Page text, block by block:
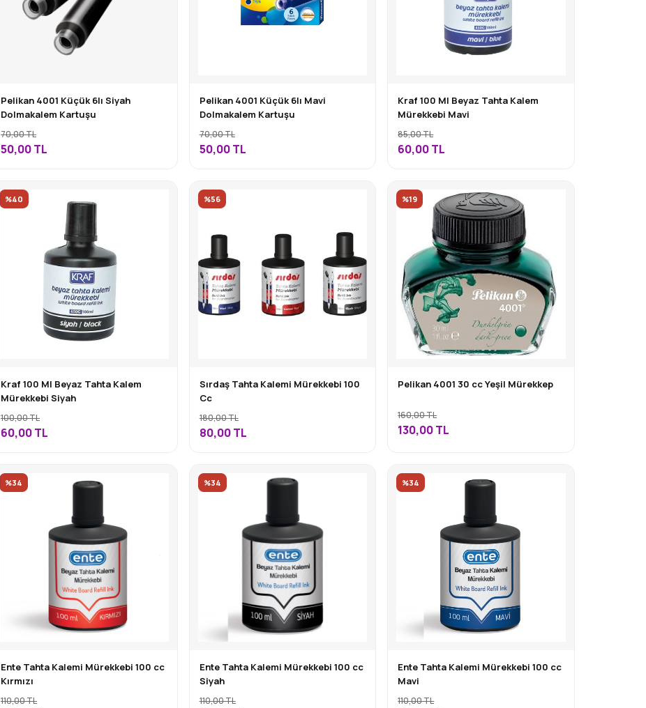
Pelikan 4001 Küçük 6lı Siyah
Dolmakalem Kartuşu
70,00 TL
50,00TL
Pelikan 4001 Küçük 6lı Mavi
Dolmakalem Kartuşu
70,00 TL
50,00TL
Kraf 100 Ml Beyaz Tahta Kalem
Mürekkebi Mavi
85,00 TL
60,00TL
%40
Kraf 100 Ml Beyaz Tahta Kalem
Mürekkebi Siyah
100,00 TL
60,00TL
%56
Sırdaş Tahta Kalemi Mürekkebi 100
Cc
180,00 TL
80,00TL
%19
Pelikan 4001 30 cc Yeşil Mürekkep
160,00 TL
130,00TL
%34
Ente Tahta Kalemi Mürekkebi 100 cc
Kırmızı
110,00 TL
%34
Ente Tahta Kalemi Mürekkebi 100 cc
Siyah
110,00 TL
%34
Ente Tahta Kalemi Mürekkebi 100 cc
Mavi
110,00 TL